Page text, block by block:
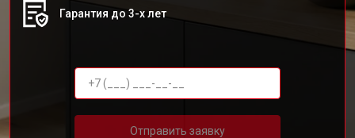
Гарантия до 3-х лет
Отправить заявку